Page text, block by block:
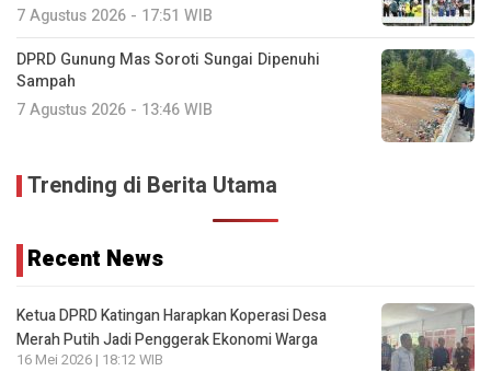
7 Agustus 2026 - 17:51 WIB
DPRD Gunung Mas Soroti Sungai Dipenuhi
Sampah
7 Agustus 2026 - 13:46 WIB
Trending di Berita Utama
Recent News
Ketua DPRD Katingan Harapkan Koperasi Desa
Merah Putih Jadi Penggerak Ekonomi Warga
16 Mei 2026 | 18:12 WIB